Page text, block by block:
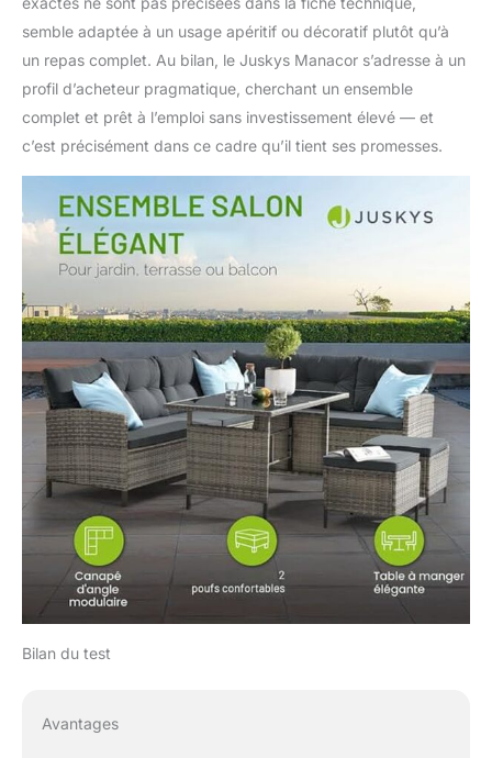
semble adaptée à un usage apéritif ou décoratif plutôt qu’à
un repas complet. Au bilan, le Juskys Manacor s’adresse à un
profil d’acheteur pragmatique, cherchant un ensemble
complet et prêt à l’emploi sans investissement élevé — et
c’est précisément dans ce cadre qu’il tient ses promesses.
Bilan du test
Avantages